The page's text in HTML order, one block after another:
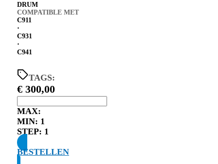
DRUM
COMPATIBLE MET
C911
⋅
C931
⋅
C941
TAGS:
€ 300,00
MAX:
MIN: 1
STEP: 1
BESTELLEN